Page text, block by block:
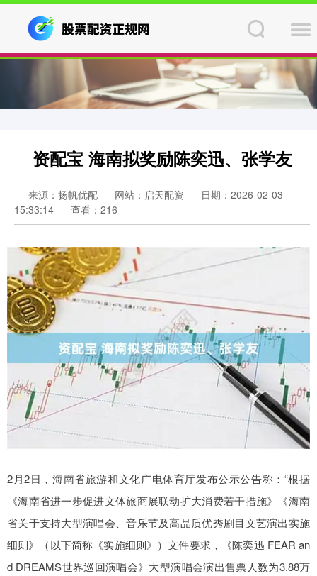
资配宝 海南拟奖励陈奕迅、张学友
来源：扬帆优配 网站：启天配资
日期：2026-02-03
15:33:14
查看：216
2月2日，海南省旅游和文化广电体育厅发布公示公告称：“根据
《海南省进一步促进文体旅商展联动扩大消费若干措施》《海南
省关于支持大型演唱会、音乐节及高品质优秀剧目文艺演出实施
细则》（以下简称《实施细则》）文件要求，《陈奕迅 FEAR an
d DREAMS世界巡回演唱会》大型演唱会演出售票人数为3.88万